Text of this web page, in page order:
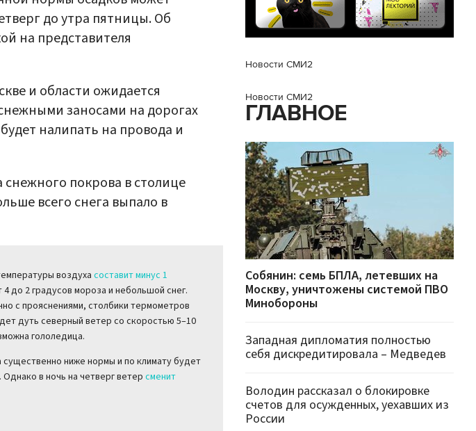
до утра пятницы. Об
на представителя
и области ожидается
заносами на дорогах
налипать на провода и
покрова в столице
всего снега выпало в
воздухасоставит минус 1
до 2 градусов мороза и небольшой снег.
с прояснениями, столбики термометров
дуть северный ветер со скоростью 5–10
гололедица.
ниже нормы и по климату будет
в ночь на четверг ветер сменит
Новости СМИ2
Новости СМИ2
ГЛАВНОЕ
Собянин: семь БПЛА, летевших на
Москву, уничтожены системой ПВО
Минобороны
Западная дипломатия полностью
себя дискредитировала – Медведев
Володин рассказал о блокировке
счетов для осужденных, уехавших из
России